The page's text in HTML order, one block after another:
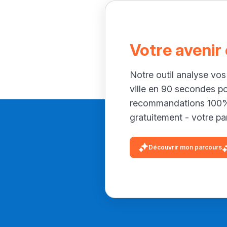
Votre avenir
Notre outil analyse
ville en 90 secondes
recommandations
gratuitement - votre
Découvrir mon parcours